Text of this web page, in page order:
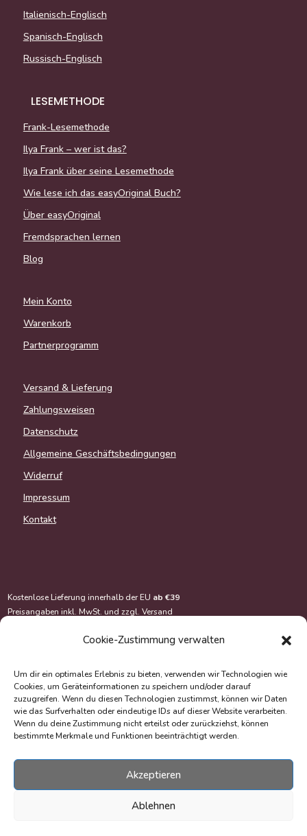
Cookie-Zustimmung verwalten
Um dir ein optimales Erlebnis zu bieten, verwenden wir Technologien wie
Cookies, um Geräteinformationen zu speichern und/oder darauf
zuzugreifen. Wenn du diesen Technologien zustimmst, können wir Daten
wie das Surfverhalten oder eindeutige IDs auf dieser Website verarbeiten.
Wenn du deine Zustimmung nicht erteilst oder zurückziehst, können
bestimmte Merkmale und Funktionen beeinträchtigt werden.
Akzeptieren
Ablehnen
Italienisch-Englisch
Spanisch-Englisch
Russisch-Englisch
LESEMETHODE
Frank-Lesemethode
Ilya Frank – wer ist das?
Ilya Frank über seine Lesemethode
Wie lese ich das easyOriginal Buch?
Über easyOriginal
Fremdsprachen lernen
Blog
Mein Konto
Warenkorb
Partnerprogramm
Versand & Lieferung
Zahlungsweisen
Datenschutz
Allgemeine Geschäftsbedingungen
Widerruf
Impressum
Kontakt
Kostenlose Lieferung innerhalb der EU ab €39
Preisangaben inkl. MwSt. und zzgl.Versand
© Copyright 2020-2026 EasyOriginal Verlag e.U.
Webdesign & Webentwicklung – Multimediana